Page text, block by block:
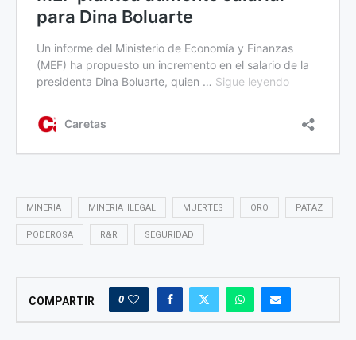
MINERIA MINERIA_ILEGAL MUERTES ORO PATAZ
PODEROSA R&R SEGURIDAD
COMPARTIR 0